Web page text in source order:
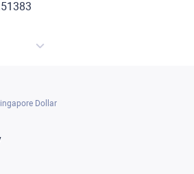
Dollar